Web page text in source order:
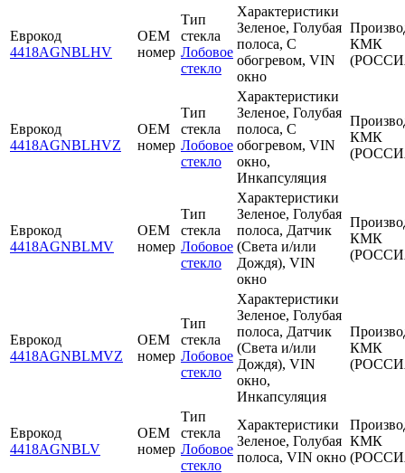
Еврокод
4418AGNBLHV
OEM
номер
Тип
стекла
Лобовое
стекло
Характеристики
Зеленое, Голубая
полоса, С
обогревом, VIN
окно
КМК
Еврокод
4418AGNBLHVZ
OEM
номер
Тип
стекла
Лобовое
стекло
Характеристики
Зеленое, Голубая
полоса, С
обогревом, VIN
окно,
Инкапсуляция
КМК
Еврокод
4418AGNBLMV
OEM
номер
Тип
стекла
Лобовое
стекло
Характеристики
Зеленое, Голубая
полоса, Датчик
(Света и/или
Дождя), VIN
окно
КМК
Еврокод
4418AGNBLMVZ
OEM
номер
Тип
стекла
Лобовое
стекло
Характеристики
Зеленое, Голубая
полоса, Датчик
(Света и/или
Дождя), VIN
окно,
Инкапсуляция
КМК
Еврокод
4418AGNBLV
OEM
номер
Тип
стекла
Лобовое
стекло
Характеристики
Зеленое, Голубая
полоса, VIN окно
КМК